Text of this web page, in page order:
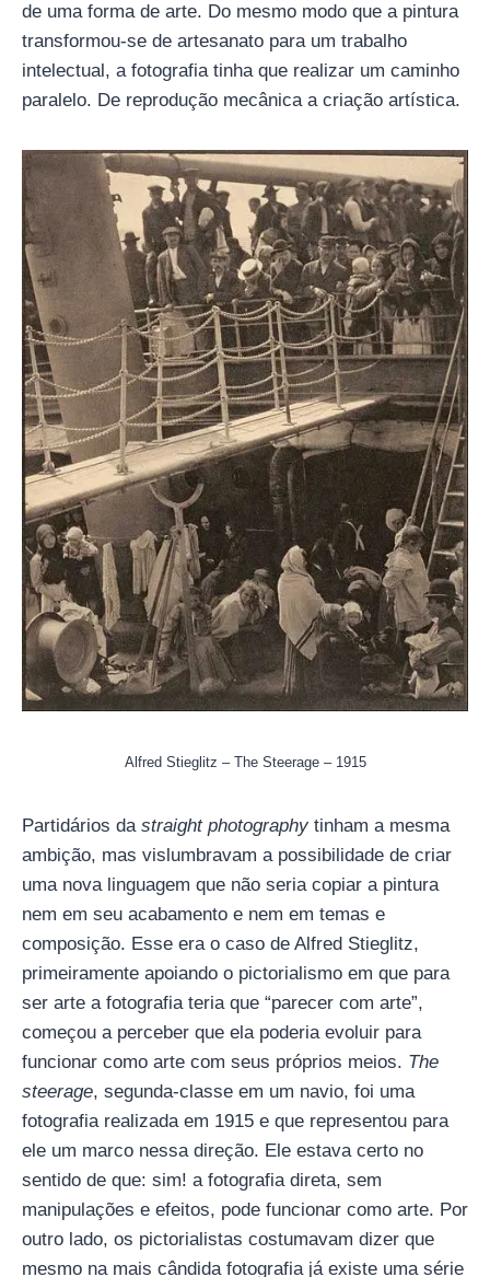
de uma forma de arte. Do mesmo modo que a pintura
transformou-se de artesanato para um trabalho
intelectual, a fotografia tinha que realizar um caminho
paralelo. De reprodução mecânica a criação artística.
Alfred Stieglitz – The Steerage – 1915
Partidários da straight photography tinham a mesma
ambição, mas vislumbravam a possibilidade de criar
uma nova linguagem que não seria copiar a pintura
nem em seu acabamento e nem em temas e
composição. Esse era o caso de Alfred Stieglitz,
primeiramente apoiando o pictorialismo em que para
ser arte a fotografia teria que “parecer com arte”,
começou a perceber que ela poderia evoluir para
funcionar como arte com seus próprios meios. The
steerage, segunda-classe em um navio, foi uma
fotografia realizada em 1915 e que representou para
ele um marco nessa direção. Ele estava certo no
sentido de que: sim! a fotografia direta, sem
manipulações e efeitos, pode funcionar como arte. Por
outro lado, os pictorialistas costumavam dizer que
mesmo na mais cândida fotografia já existe uma série